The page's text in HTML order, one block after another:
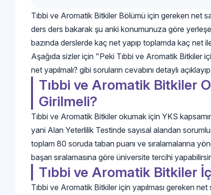
Tıbbi ve Aromatik Bitkiler Bölümü için gereken net
ders ders bakarak şu anki konumunuza göre
bazında derslerde kaç net yapıp toplamda kaç net
Aşağıda sizler için "Peki Tıbbi ve Aromatik Bitkiler
net yapılmalı? gibi soruların cevabını detaylı
Tıbbi ve Aromatik Bitkiler
Girilmeli?
Tıbbi ve Aromatik Bitkiler okumak için YKS
yani Alan Yeterlilik Testinde sayısal alandan
toplam 80 soruda taban puanı ve sıralamalarına
başarı sıralamasına göre üniversite tercihi
Tıbbi ve Aromatik Bitkiler
Tıbbi ve Aromatik Bitkiler için yapılması gereken